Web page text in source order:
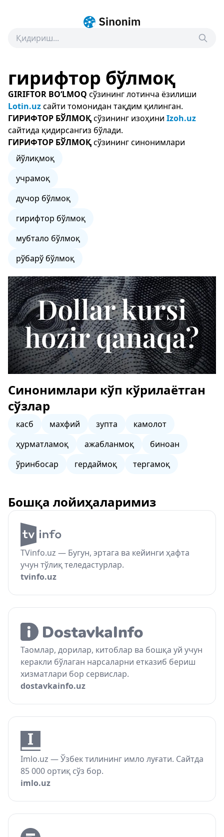
гирифтор бўлмоқ
GIRIFTOR BO‘LMOQ сўзининг лотинча ёзилиши
Lotin.uzсайти томонидан тақдим қилинган.
ГИРИФТОР БЎЛМОҚсўзининг изоҳини Izoh.uz
сайтида қидирсангиз бўлади.
ГИРИФТОР БЎЛМОҚсўзининг синонимлари
йўлиқмоқ
учрамоқ
дучор бўлмоқ
гирифтор бўлмоқ
мубтало бўлмоқ
рўбарў бўлмоқ
Синонимлари кўп кўрилаётган
сўзлар
касб махфий зупта
камолот
ҳурматламоқ
ажабланмоқ
биноан
ўринбосар
гердаймоқ тергамоқ
Бошқа лойиҳаларимиз
TVinfo.uz — Бугун, эртага ва кейинги ҳафта
учун тўлиқ теледастурлар.
tvinfo.uz
Таомлар, дорилар, китоблар ва бошқа уй учун
керакли бўлаган нарсаларни етказиб бериш
хизматлари бор сервислар.
dostavkainfo.uz
Imlo.uz — Ўзбек тилининг имло луғати. Сайтда
85 000 ортиқ сўз бор.
imlo.uz